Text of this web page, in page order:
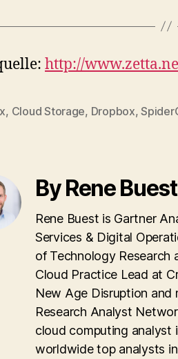
http://
, Cloud Storage, Dropbox,
By Rene Buest
Rene Buest is Gartner
Services & Digital
of Technology Research
Cloud Practice Lead at
New Age Disruption
Research Analyst
cloud computing analyst
worldwide top analysts